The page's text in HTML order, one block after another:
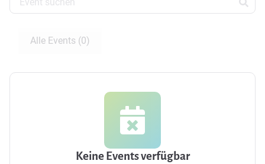
Alle Events (0)
Keine Events verfügbar